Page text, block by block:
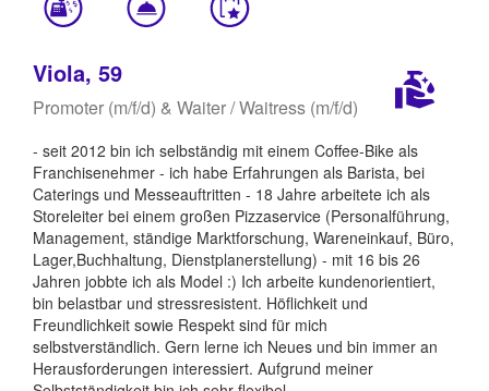
Viola, 59
Promoter (m/f/d) & Waiter / Waitress (m/f/d)
- seit 2012 bin ich selbständig mit einem Coffee-Bike als
Franchisenehmer - ich habe Erfahrungen als Barista, bei
Caterings und Messeauftritten - 18 Jahre arbeitete ich als
Storeleiter bei einem großen Pizzaservice (Personalführung,
Management, ständige Marktforschung, Wareneinkauf, Büro,
Lager,Buchhaltung, Dienstplanerstellung) - mit 16 bis 26
Jahren jobbte ich als Model :) Ich arbeite kundenorientiert,
bin belastbar und stressresistent. Höflichkeit und
Freundlichkeit sowie Respekt sind für mich
selbstverständlich. Gern lerne ich Neues und bin immer an
Herausforderungen interessiert. Aufgrund meiner